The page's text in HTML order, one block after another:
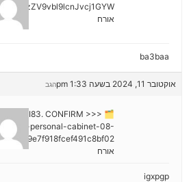
אורח
ba3baa
אוקטובר 11, 2024 בשעה 1:33 pm הגב
#KI83. CONFIRM >>>
your-personal-cabinet-08-
🗂
אורח
igxpgp